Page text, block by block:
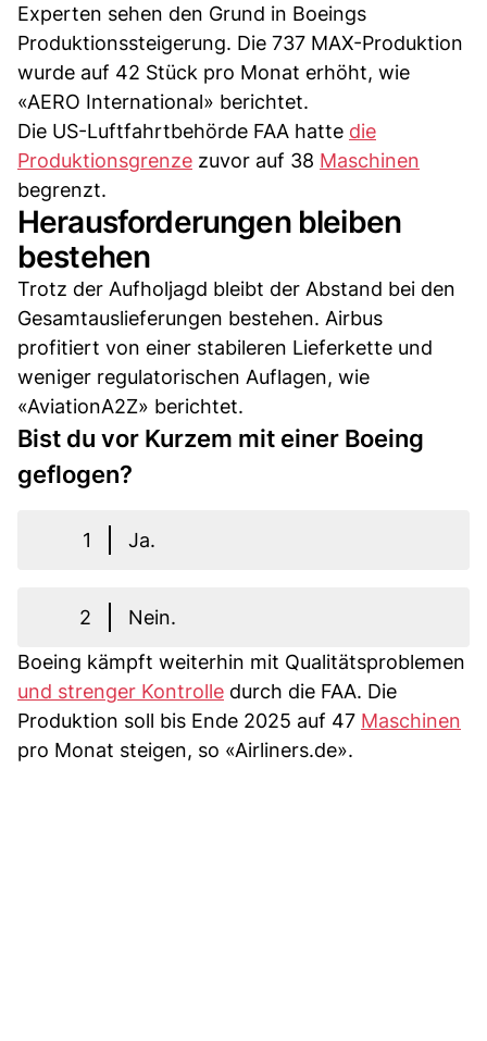
Experten sehen den Grund in Boeings
Produktionssteigerung. Die 737 MAX-Produktion
wurde auf 42 Stück pro Monat erhöht, wie
«AERO International» berichtet.
Die US-Luftfahrtbehörde FAA hatte die
Produktionsgrenze zuvor auf 38 Maschinen
begrenzt.
Herausforderungen bleiben
bestehen
Trotz der Aufholjagd bleibt der Abstand bei den
Gesamtauslieferungen bestehen. Airbus
profitiert von einer stabileren Lieferkette und
weniger regulatorischen Auflagen, wie
«AviationA2Z» berichtet.
Bist du vor Kurzem mit einer Boeing
geflogen?
1 Ja.
2
Nein.
Boeing kämpft weiterhin mit Qualitätsproblemen
und strenger Kontrolle durch die FAA. Die
Produktion soll bis Ende 2025 auf 47 Maschinen
pro Monat steigen, so «Airliners.de».